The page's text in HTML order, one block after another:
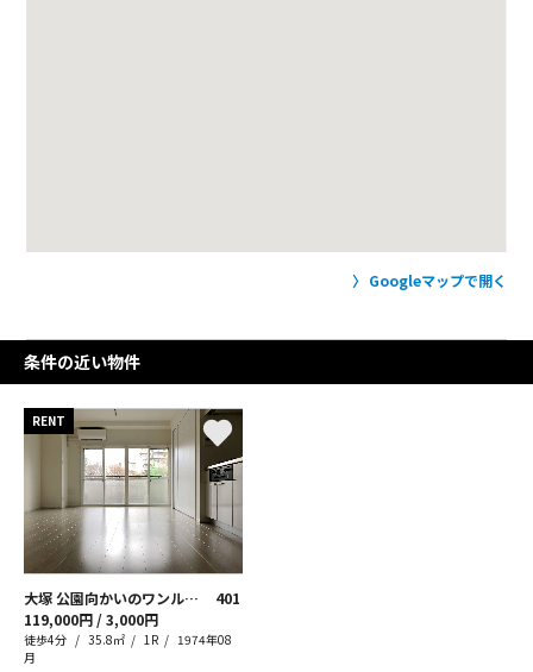
Googleマップで開く
条件の近い物件
RENT
大塚 公園向かいのワンルーム
401
119,000円 / 3,000円
徒歩4分 35.8㎡ 1R
1974年08
月